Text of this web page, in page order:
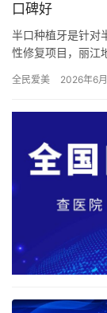
口碑好
半口种植牙是针对
性修复项目，丽江
素决定…
全民爱美 2026年6